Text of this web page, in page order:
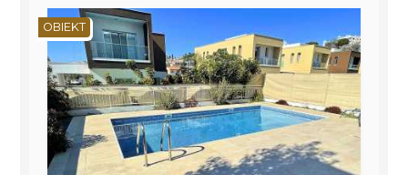
OBIEKT